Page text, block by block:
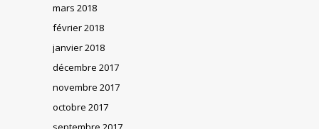
mars 2018
février 2018
janvier 2018
décembre 2017
novembre 2017
octobre 2017